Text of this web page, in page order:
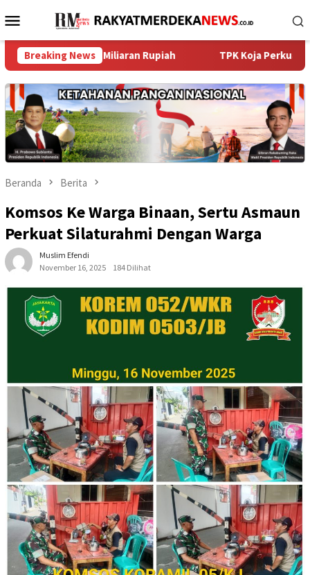
ke
Menu
Mobile
Breaking News
Naik Miliaran Rupiah TPK Koja Perkuat Tata Kelola
Beranda Berita
Komsos Ke Warga Binaan, Sertu Asmaun
Perkuat Silaturahmi Dengan Warga
Muslim Efendi
November 16, 2025
184 Dilihat